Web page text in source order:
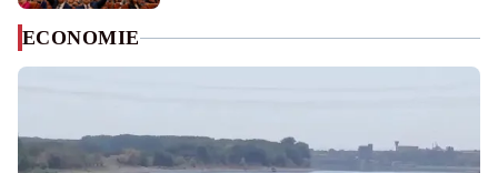
ECONOMIE